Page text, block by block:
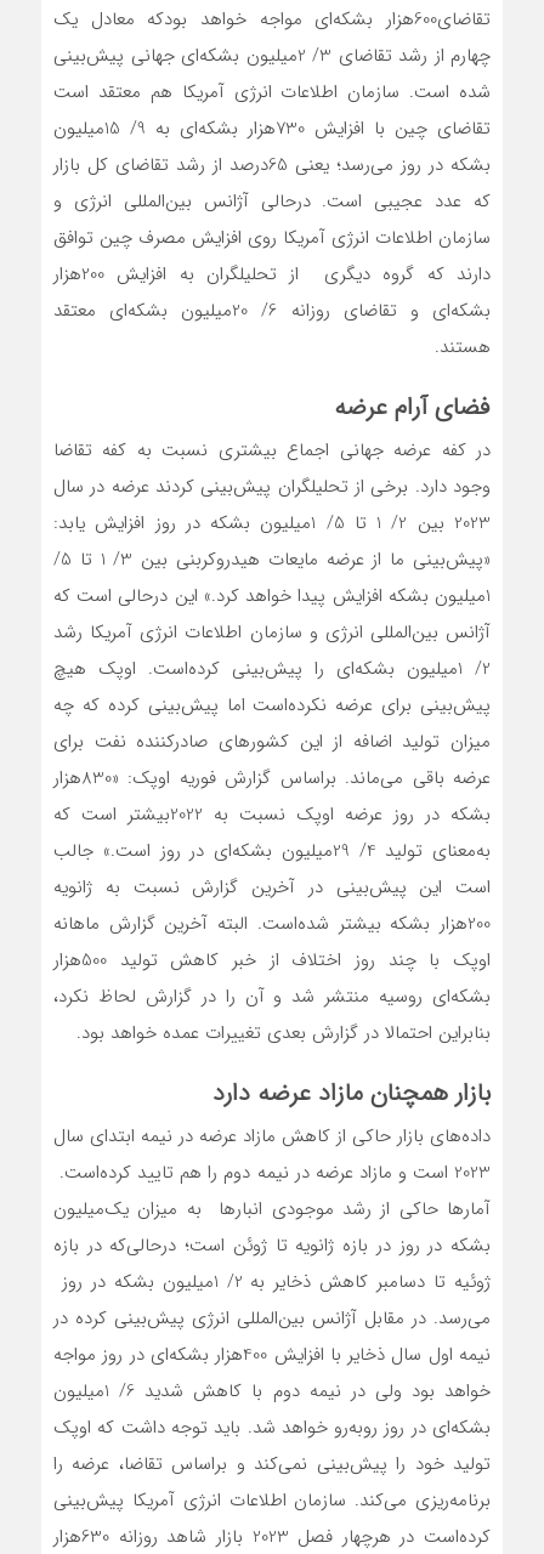
تقاضای600هزار بشکه‌‌‌‌‌ای مواجه خواهد بودکه معادل یک
چهارم از رشد تقاضای 3/ 2میلیون بشکه‌ای جهانی پیش‌بینی
شده است. سازمان اطلاعات انرژی آمریکا هم معتقد است
تقاضای چین با افزایش 730هزار بشکه‌‌‌‌‌ای به 9/ 15میلیون
بشکه در روز می‌رسد؛ یعنی 65درصد از رشد تقاضای کل بازار
که عدد عجیبی است. درحالی آژانس بین‌المللی انرژی و
سازمان اطلاعات انرژی آمریکا روی افزایش مصرف چین توافق
دارند که گروه دیگری از تحلیلگران به افزایش 200هزار
بشکه‌‌‌‌‌ای و تقاضای روزانه 6/ 20میلیون بشکه‌‌‌‌‌ای معتقد
هستند.
فضای آرام عرضه
در کفه عرضه جهانی اجماع بیشتری نسبت به کفه تقاضا
وجود دارد. برخی از تحلیلگران پیش‌بینی کردند عرضه در سال
2023 بین 2/ 1 تا 5/ 1میلیون بشکه در روز افزایش یابد:
«پیش‌بینی ما از عرضه مایعات هیدروکربنی بین 3/ 1 تا 5/
1میلیون بشکه افزایش پیدا خواهد کرد.» این درحالی است که
آژانس بین‌المللی انرژی و سازمان اطلاعات انرژی آمریکا رشد
2/ 1میلیون بشکه‌‌‌‌‌ای را پیش‌بینی کرده‌است. اوپک هیچ
پیش‌بینی برای عرضه نکرده‌‌‌‌‌است اما پیش‌بینی کرده که چه
میزان تولید اضافه از این کشورهای صادرکننده نفت برای
عرضه باقی می‌ماند. براساس گزارش فوریه اوپک: «830هزار
بشکه در روز عرضه اوپک نسبت به 2022بیشتر است که
به‌معنای تولید 4/ 29میلیون بشکه‌‌‌‌‌ای در روز است.» جالب
است این پیش‌بینی در آخرین گزارش نسبت به ژانویه
200هزار بشکه بیشتر شده‌‌‌‌‌است. البته آخرین گزارش ماهانه
اوپک با چند روز اختلاف از خبر کاهش تولید 500هزار
بشکه‌‌‌‌‌ای روسیه منتشر شد و آن را در گزارش لحاظ نکرد،
بنابراین احتمالا در گزارش بعدی تغییرات عمده خواهد بود.
بازار همچنان مازاد عرضه دارد
داده‌‌‌‌‌‌‌‌‌‌های بازار حاکی از کاهش مازاد عرضه در نیمه ابتدای سال
2023 است و مازاد عرضه در نیمه دوم را هم تایید کرده‌است.
آمارها حاکی از رشد موجودی انبارها به میزان یک‌میلیون
بشکه در روز در بازه ژانویه تا ژوئن است؛ درحالی‌که در بازه
ژوئیه تا دسامبر کاهش ذخایر به 2/ 1میلیون بشکه در روز
می‌رسد. در مقابل آژانس بین‌المللی انرژی پیش‌بینی کرده در
نیمه اول سال ذخایر با افزایش 400هزار بشکه‌‌‌‌‌ای در روز مواجه
خواهد بود ولی در نیمه دوم با کاهش شدید 6/ 1میلیون
بشکه‌‌‌‌‌ای در روز روبه‌‌‌‌‌رو خواهد شد. باید توجه داشت که اوپک
تولید خود را پیش‌بینی نمی‌کند و براساس تقاضا، عرضه را
برنامه‌‌‌‌‌ریزی می‌کند. سازمان اطلاعات انرژی آمریکا پیش‌بینی‌‌‌‌‌
کرده‌‌‌‌‌است در هرچهار فصل 2023 بازار شاهد روزانه 630هزار